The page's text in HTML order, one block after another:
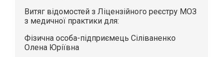
Витяг відомостей з Ліцензійного реєстру МОЗ
з медичної практики для:
Фізична особа-підприємець Сіліваненко
Олена Юріївна